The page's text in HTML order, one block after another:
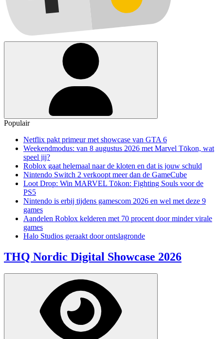
Populair
Netflix pakt primeur met showcase van GTA 6
Weekendmodus: van 8 augustus 2026 met Marvel Tōkon, wat
speel jij?
Roblox gaat helemaal naar de kloten en dat is jouw schuld
Nintendo Switch 2 verkoopt meer dan de GameCube
Loot Drop: Win MARVEL Tōkon: Fighting Souls voor de
PS5
Nintendo is erbij tijdens gamescom 2026 en wel met deze 9
games
Aandelen Roblox kelderen met 70 procent door minder virale
games
Halo Studios geraakt door ontslagronde
THQ Nordic Digital Showcase 2026